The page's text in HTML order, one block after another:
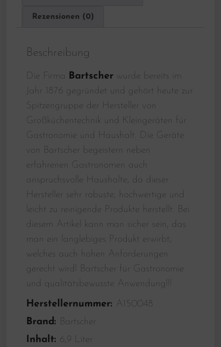
Rezensionen (0)
Beschreibung
Die Firma Bartscher wurde bereits im
Jahr 1876 gegründet und gehört heute zur
Spitzengruppe der Hersteller von
Großküchentechnik und Kleingeräten für
Gastronomie und Haushalt. Die Geräte
von Bartscher begeistern neben
erfahrenen Gastronomen auch
anspruchsvolle Haushalte, da dieser
Hersteller sehr robuste, hochwertige und
leicht zu reinigende Produkte herstellt. Bei
diesem Artikel kann man sicher sein, das
man ein langlebiges Produkt erwirbt,
welches auch hohen Anforderungen
gerecht wird! Bartscher für Gastronomie
und qualitätsbewusste Anwendung!!!
Herstellernummer: A150048
Brand: Bartscher
Inhalt: 6,9 Liter